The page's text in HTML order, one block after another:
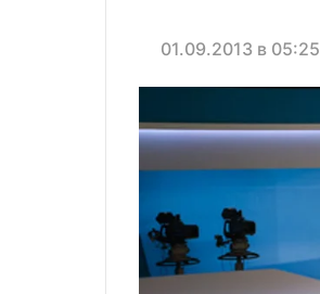
01.09.2013 в 05:25